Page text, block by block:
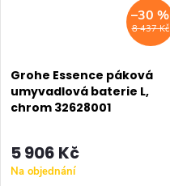
8 437 Kč
–30 %
Grohe Essence páková
umyvadlová baterie L,
chrom 32628001
5 906 Kč
Na objednání